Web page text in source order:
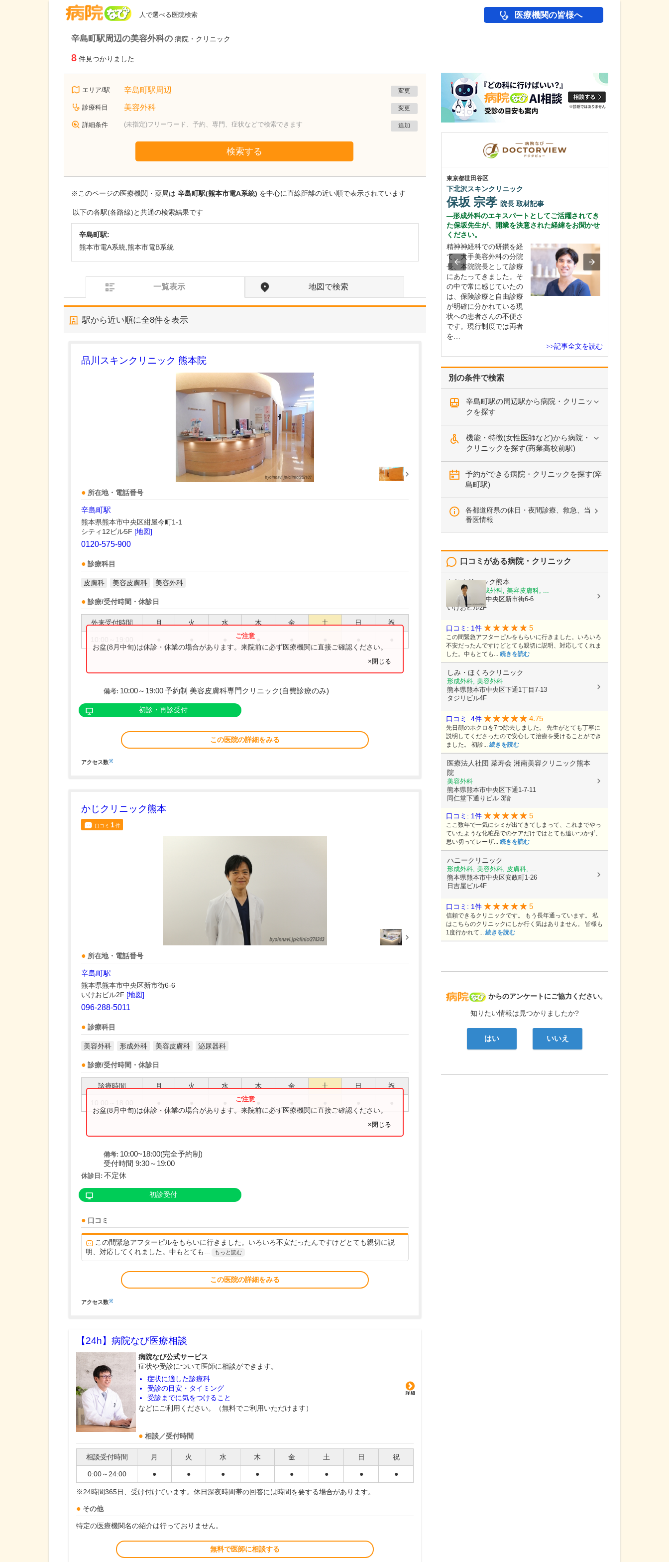
人で選べる医院検索 医療機関の皆様へ
辛島町駅周辺の美容外科の 病院・クリニック
8 件見つかりました
エリア/駅 辛島町駅周辺 変更
診療科目 美容外科 変更
詳細条件 (未指定)フリーワード、予約、専門、症状などで検索できます 追加
検索する
※このページの医療機関・薬局は 辛島町駅(熊本市電A系統) を中心に直線距離の近い順で表示されています
以下の各駅(各路線)と共通の検索結果です
辛島町駅:
熊本市電A系統,熊本市電B系統
一覧表示 地図で検索
駅から近い順に全8件を表示
品川スキンクリニック 熊本院
所在地・電話番号
辛島町駅
熊本県熊本市中央区紺屋今町1-1
シティ12ビル5F [地図]
0120-575-900
診療科目
皮膚科 美容皮膚科 美容外科
診療/受付時間・休診日
外来受付時間 月 火 水 木 金 土 日 祝
お盆(8月中旬)は休診・休業の場合があります。来院前に必ず医療機関に直接ご確認ください。
×閉じる
備考: 10:00～19:00 予約制 美容皮膚科専門クリニック(自費診療のみ)
初診・再診受付
この医院の詳細をみる
アクセス数※
かじクリニック熊本
口コミ 1件
所在地・電話番号
辛島町駅
熊本県熊本市中央区新市街6-6
いけおビル2F [地図]
096-288-5011
診療科目
美容外科 形成外科 美容皮膚科 泌尿器科
診療/受付時間・休診日
診療時間 月 火 水 木 金 土 日 祝
お盆(8月中旬)は休診・休業の場合があります。来院前に必ず医療機関に直接ご確認ください。
×閉じる
備考: 10:00~18:00(完全予約制)
受付時間 9:30～19:00
休診日: 不定休
初診受付
口コミ
この間緊急アフターピルをもらいに行きました。いろいろ不安だったんですけどとても親切に説
明、対応してくれました。中もとても...
もっと読む
この医院の詳細をみる
アクセス数※
【24h】 病院なび医療相談
病院なび公式サービス
症状や受診について医師に相談ができます。
症状に適した診療科
受診の目安・タイミング
受診までに気をつけること
などにご利用ください。（無料でご利用いただけます）
相談／受付時間
相談受付時間 月 火 水 木 金 土 日 祝
0:00～24:00 ● ● ● ● ● ● ● ●
※24時間365日、受け付けています。休日深夜時間帯の回答には時間を要する場合があります。
その他
特定の医療機関名の紹介は行っておりません。
無料で医師に相談する
別の条件で検索
辛島町駅の周辺駅から病院・クリニッ
クを探す
機能・特徴(女性医師など)から病院・
クリニックを探す(商業高校前駅)
予約ができる病院・クリニックを探す(辛
島町駅)
各都道府県の休日・夜間診療、救急、当
番医情報
病院なび
からのアンケートにご協力ください。
知りたい情報は見つかりましたか?
はい いいえ
口コミがある病院・クリニック
かじクリニック熊本
美容外科, 形成外科, 美容皮膚科, ...
熊本県熊本市中央区新市街6-6
いけおビル2F
口コミ: 1件 5
この間緊急アフターピルをもらいに行きました。いろいろ
不安だったんですけどとても親切に説明、対応してくれま
した。中もとても... 続きを読む
しみ・ほくろクリニック
形成外科, 美容外科
熊本県熊本市中央区下通1丁目7-13
タジリビル4F
口コミ: 4件 4.75
先日顔のホクロを7つ除去しました。 先生がとても丁寧に
説明してくださったので安心して治療を受けることができ
ました。 初診... 続きを読む
医療法人社団 菜寿会 湘南美容クリニック熊本
院
美容外科
熊本県熊本市中央区下通1-7-11
同仁堂下通りビル 3階
口コミ: 1件 5
ここ数年で一気にシミが出てきてしまって、これまでやっ
ていたような化粧品でのケアだけではとても追いつかず、
思い切ってレーザ... 続きを読む
ハニークリニック
形成外科, 美容外科, 皮膚科, ...
熊本県熊本市中央区安政町1-26
日吉屋ビル4F
口コミ: 1件 5
信頼できるクリニックです。 もう長年通っています。 私
はこちらのクリニックにしか行く気はありません。 皆様も
1度行かれて... 続きを読む
熊本県熊本市南区
たかしお内科ハートクリニック
たのにはどのような理由があったのでしょうか?
ん。しかも、悪化と改善
を繰り返しながら病状は
だんだん悪くなっていき
ます。大学病院で後進の
東京都世田谷区
下北沢スキンクリニック
保坂 宗孝 院長 取材記事
形成外科のエキスパートとしてご活躍されてき
た保坂先生が、開業を決意された経緯をお聞かせ
ください。
精神神経科での研鑽を経
て、大手美容外科の分院
長、本院院長として診療
にあたってきました。そ
の中で常に感じていたの
は、保険診療と自由診療
が明確に分かれている現
状への患者さんの不便さ
です。現行制度では両者
を…
>>記事全文を読む